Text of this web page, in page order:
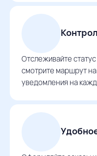
Отслеживайте
смотрите маршрут на
уведомления на